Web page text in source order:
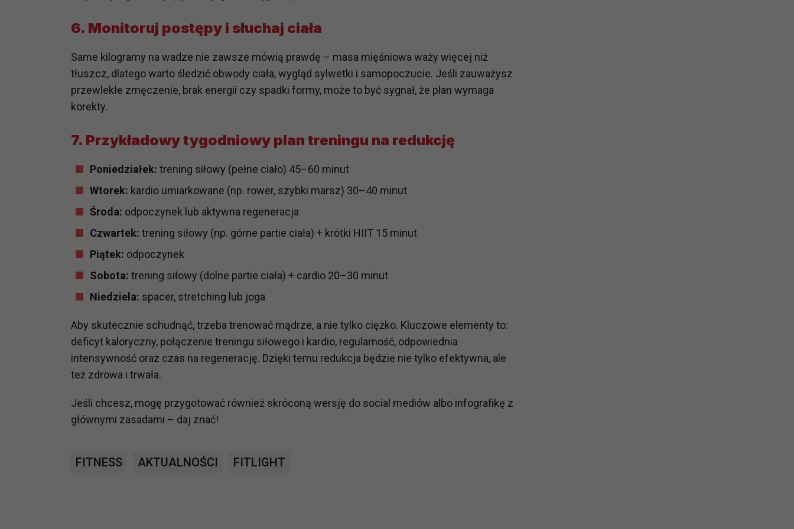
6. Monitoruj postępy i słuchaj ciała
Same kilogramy na wadze nie zawsze mówią prawdę – masa mięśniowa waży więcej niż
tłuszcz, dlatego warto śledzić obwody ciała, wygląd sylwetki i samopoczucie. Jeśli zauważysz
przewlekłe zmęczenie, brak energii czy spadki formy, może to być sygnał, że plan wymaga
korekty.
7. Przykładowy tygodniowy plan treningu na redukcję
Poniedziałek: trening siłowy (pełne ciało) 45–60 minut
Wtorek: kardio umiarkowane (np. rower, szybki marsz) 30–40 minut
Środa: odpoczynek lub aktywna regeneracja
Czwartek: trening siłowy (np. górne partie ciała) + krótki HIIT 15 minut
Piątek: odpoczynek
Sobota: trening siłowy (dolne partie ciała) + cardio 20–30 minut
Niedziela: spacer, stretching lub joga
Aby skutecznie schudnąć, trzeba trenować mądrze, a nie tylko ciężko. Kluczowe elementy to:
deficyt kaloryczny, połączenie treningu siłowego i kardio, regularność, odpowiednia
intensywność oraz czas na regenerację. Dzięki temu redukcja będzie nie tylko efektywna, ale
też zdrowa i trwała.
Jeśli chcesz, mogę przygotować również skróconą wersję do social mediów albo infografikę z
głównymi zasadami – daj znać!
FITNESS AKTUALNOŚCI FITLIGHT
Komu możemy przekazać dane?
Zgodnie z obowiązującym prawem Twoje dane możemy przekazywać podmiotom przetwarzającym je na nasze zlecenie,
np. agencjom marketingowym, podwykonawcom naszych usług oraz podmiotom uprawnionym do uzyskania danych na podstawie
obowiązującego prawa np. sądy lub organy ścigania – oczywiście tylko gdy wystąpią z żądaniem w oparciu o stosowną podstawę
prawną. Pragniemy też wspomnieć, że na większości stron internetowych dane o ruchu użytkowników zbierane są przez naszych
Jakie masz prawa w stosunku do Twoich danych?
Masz między innymi prawo do żądania dostępu do danych, sprostowania, usunięcia lub ograniczenia ich przetwarzania. Możesz
także wycofać zgodę na przetwarzanie danych osobowych, zgłosić sprzeciw oraz skorzystać z innych praw wymienionych
szczegółowo tutaj.
Jakie są podstawy prawne przetwarzania Twoich danych?
Każde przetwarzanie Twoich danych musi być oparte na właściwej, zgodnej z obowiązującymi przepisami, podstawie prawnej.
Podstawą prawną przetwarzania Twoich danych w celu świadczenia usług, w tym dopasowywania ich do Twoich zainteresowań,
analizowania ich i udoskonalania oraz zapewniania ich bezpieczeństwa jest niezbędność do wykonania umów o ich świadczenie
(tymi umowami są zazwyczaj regulaminy lub podobne dokumenty dostępne w usługach, z których korzystasz). Taką podstawą
prawną dla pomiarów statystycznych i marketingu własnego administratorów jest tzw. uzasadniony interes administratora.
Przetwarzanie Twoich danych w celach marketingowych podmiotów trzecich będzie odbywać się na podstawie Twojej dobrowolnej
zgody.